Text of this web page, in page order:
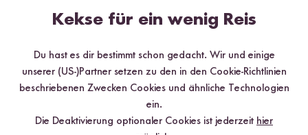
Infos zur Echtheit der Bewertungen
4 Sterne 19 %
2 Sterne 0 %
Kekse für ein wenig Reis
Du hast es dir bestimmt schon gedacht. Wir und einige
unserer (US-)Partner setzen zu den in den Cookie-Richtlinien
beschriebenen Zwecken Cookies und ähnliche Technologien
ein.
Die Deaktivierung optionaler Cookies ist jederzeit hier